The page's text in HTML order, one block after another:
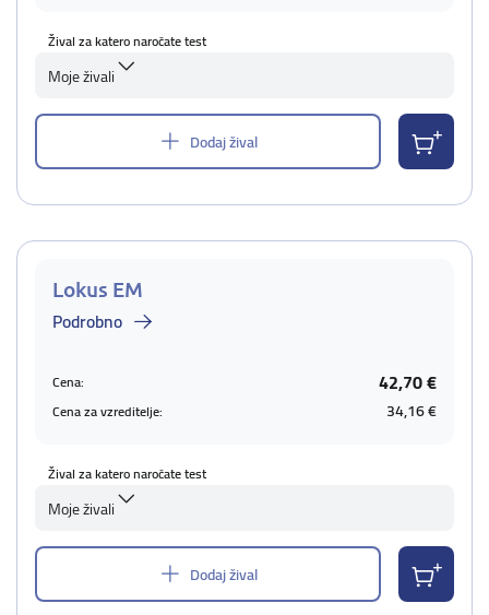
Žival za katero naročate test
Moje živali
Dodaj žival
Lokus EM
Podrobno
Cena: 42,70 €
Cena za vzreditelje: 34,16 €
Žival za katero naročate test
Moje živali
Dodaj žival